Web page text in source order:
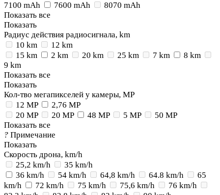
7100 mAh
7600 mAh
8070 mAh
Показать все
Показать
Радиус действия радиосигнала, km
10 km
12 km
15 km
2 km 20 km 25 km 7 km
8 km
9 km
Показать все
Показать
Кол-тво мегапикселей у камеры, MP
12 MP
2,76 MP
20 MP
20 MP 48 MP 5 MP
50 MP
Показать все
? Примечание
Показать
Скорость дрона, km/h
25,2 km/h
35 km/h
36 km/h
54 km/h 64,8 km/h 64.8 km/h
65
km/h
72 km/h 75 km/h 75,6 km/h
76 km/h